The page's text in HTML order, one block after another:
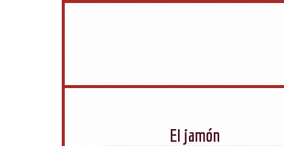
El jamón